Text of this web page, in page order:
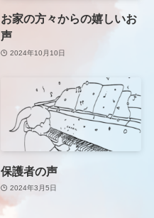
お家の方々からの嬉しいお
声
2024年10月10日
保護者の声
2024年3月5日